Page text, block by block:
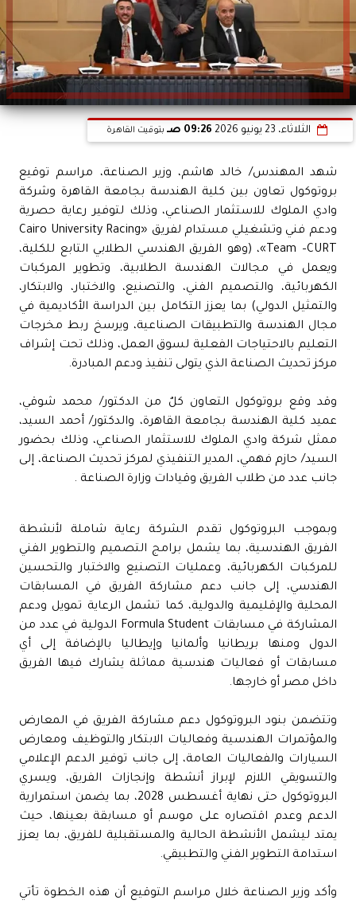
الثلاثاء، 23 يونيو 2026 09:26 صـ بتوقيت القاهرة
شهد المهندس/ خالد هاشم، وزير الصناعة، مراسم توقيع
بروتوكول تعاون بين كلية الهندسة بجامعة القاهرة وشركة
وادي الملوك للاستثمار الصناعي، وذلك لتوفير رعاية حصرية
ودعم فني وتشغيلي مستدام لفريق «Cairo University Racing
Team –CURT»، (وهو الفريق الهندسي الطلابي التابع للكلية،
ويعمل في مجالات الهندسة الطلابية، وتطوير المركبات
الكهربائية، والتصميم الفني، والتصنيع، والاختبار، والابتكار،
والتمثيل الدولي) بما يعزز التكامل بين الدراسة الأكاديمية في
مجال الهندسة والتطبيقات الصناعية، ويرسخ ربط مخرجات
التعليم بالاحتياجات الفعلية لسوق العمل، وذلك تحت إشراف
مركز تحديث الصناعة الذي يتولى تنفيذ ودعم المبادرة.
وقد وقع بروتوكول التعاون كلٌ من الدكتور/ محمد شوقي،
عميد كلية الهندسة بجامعة القاهرة، والدكتور/ أحمد السيد،
ممثل شركة وادي الملوك للاستثمار الصناعي، وذلك بحضور
السيد/ حازم فهمي، المدير التنفيذي لمركز تحديث الصناعة، إلى
جانب عدد من طلاب الفريق وقيادات وزارة الصناعة .
وبموجب البروتوكول تقدم الشركة رعاية شاملة لأنشطة
الفريق الهندسية، بما يشمل برامج التصميم والتطوير الفني
للمركبات الكهربائية، وعمليات التصنيع والاختبار والتحسين
الهندسي، إلى جانب دعم مشاركة الفريق في المسابقات
المحلية والإقليمية والدولية، كما تشمل الرعاية تمويل ودعم
المشاركة في مسابقات Formula Student الدولية في عدد من
الدول ومنها بريطانيا وألمانيا وإيطاليا بالإضافة إلى أي
مسابقات أو فعاليات هندسية مماثلة يشارك فيها الفريق
داخل مصر أو خارجها.
وتتضمن بنود البروتوكول دعم مشاركة الفريق في المعارض
والمؤتمرات الهندسية وفعاليات الابتكار والتوظيف ومعارض
السيارات والفعاليات العامة، إلى جانب توفير الدعم الإعلامي
والتسويقي اللازم لإبراز أنشطة وإنجازات الفريق، ويسري
البروتوكول حتى نهاية أغسطس 2028، بما يضمن استمرارية
الدعم وعدم اقتصاره على موسم أو مسابقة بعينها، حيث
يمتد ليشمل الأنشطة الحالية والمستقبلية للفريق، بما يعزز
استدامة التطوير الفني والتطبيقي.
وأكد وزير الصناعة خلال مراسم التوقيع أن هذه الخطوة تأتي